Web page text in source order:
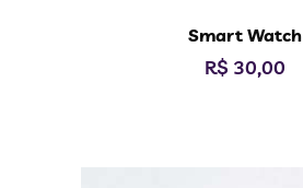
Smart Watch
R$ 30,00